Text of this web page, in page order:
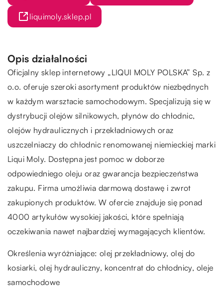
liquimoly.sklep.pl
Opis działalności
Oficjalny sklep internetowy „LIQUI MOLY POLSKA” Sp. z
o.o. oferuje szeroki asortyment produktów niezbędnych
w każdym warsztacie samochodowym. Specjalizują się w
dystrybucji olejów silnikowych, płynów do chłodnic,
olejów hydraulicznych i przekładniowych oraz
uszczelniaczy do chłodnic renomowanej niemieckiej marki
Liqui Moly. Dostępna jest pomoc w doborze
odpowiedniego oleju oraz gwarancja bezpieczeństwa
zakupu. Firma umożliwia darmową dostawę i zwrot
zakupionych produktów. W ofercie znajduje się ponad
4000 artykułów wysokiej jakości, które spełniają
oczekiwania nawet najbardziej wymagających klientów.
Określenia wyróżniające: olej przekładniowy, olej do
kosiarki, olej hydrauliczny, koncentrat do chłodnicy, oleje
samochodowe